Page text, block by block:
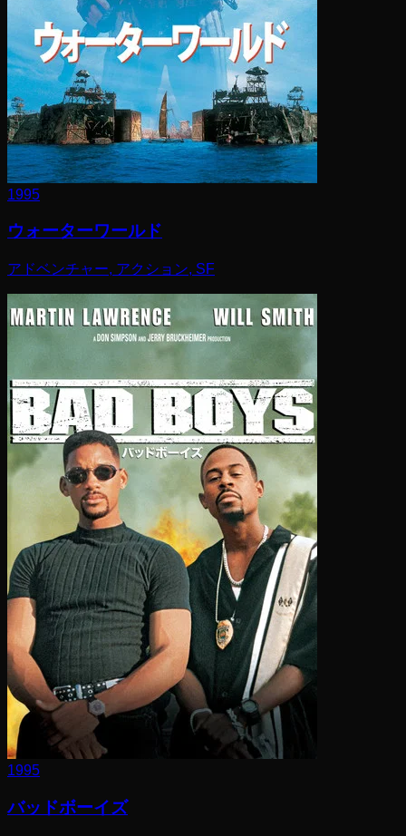
1995
ウォーターワールド
アドベンチャー, アクション, SF
1995
バッドボーイズ